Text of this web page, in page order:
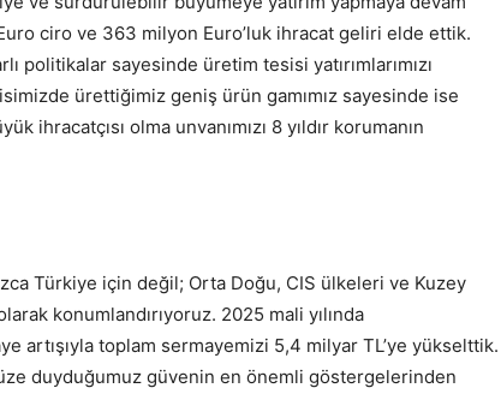
ciro ve 363 milyon Euro’luk ihracat geliri elde ettik.
politikalar sayesinde üretim tesisi yatırımlarımızı
ürettiğimiz geniş ürün gamımız sayesinde ise
ihracatçısı olma unvanımızı 8 yıldır korumanın
Türkiye için değil; Orta Doğu, CIS ülkeleri ve Kuzey
konumlandırıyoruz. 2025 mali yılında
artışıyla toplam sermayemizi 5,4 milyar TL’ye yükselttik.
duyduğumuz güvenin en önemli göstergelerinden